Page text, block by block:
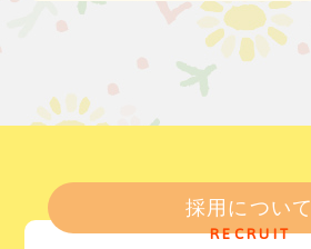
採用について
RECRUIT